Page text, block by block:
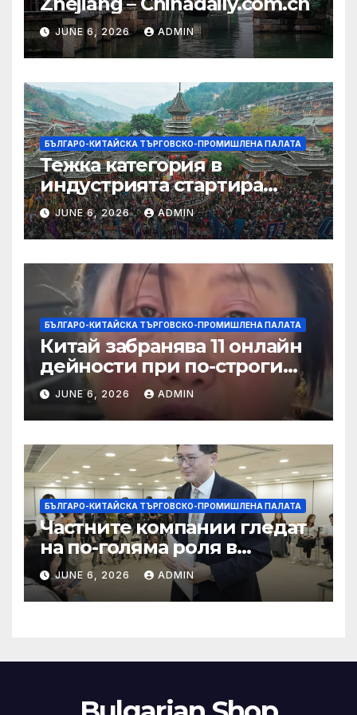
JUNE 6, 2026 ADMIN
БЪЛГАРО-КИТАЙСКА ТЪРГОВСКО-ПРОМИШЛЕНА ПАЛАТА
Тежка категория в
индустрията стартира
алианс за космическа
слънчева енергия
JUNE 6, 2026 ADMIN
БЪЛГАРО-КИТАЙСКА ТЪРГОВСКО-ПРОМИШЛЕНА ПАЛАТА
Китай забранява 11 онлайн
дейности при по-строги
правила за ограничаване на
слуховете и
кибернасилниците
JUNE 6, 2026 ADMIN
БЪЛГАРО-КИТАЙСКА ТЪРГОВСКО-ПРОМИШЛЕНА ПАЛАТА
Частните компании гледат
на по-голяма роля в
стратегическата
енергетика
JUNE 6, 2026 ADMIN